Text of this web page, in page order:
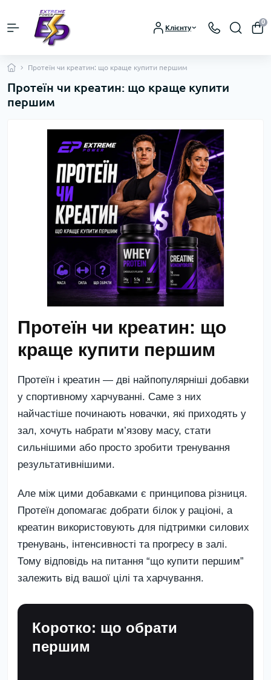
Клієнту
0
Протеїн чи креатин: що краще купити першим
Протеїн чи креатин: що краще купити
першим
Протеїн чи креатин: що
краще купити першим
Протеїн і креатин — дві найпопулярніші добавки
у спортивному харчуванні. Саме з них
найчастіше починають новачки, які приходять у
зал, хочуть набрати м’язову масу, стати
сильнішими або просто зробити тренування
результативнішими.
Але між цими добавками є принципова різниця.
Протеїн допомагає добрати білок у раціоні, а
креатин використовують для підтримки силових
тренувань, інтенсивності та прогресу в залі.
Тому відповідь на питання “що купити першим”
залежить від вашої цілі та харчування.
Коротко: що обрати
першим